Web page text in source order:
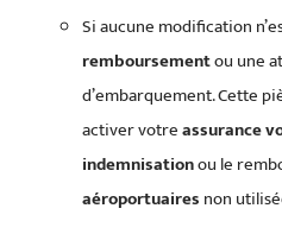
Si aucune modification
remboursementou une
d’embarquement. Cette
activer votreassurance
indemnisationou le
aéroportuaires non